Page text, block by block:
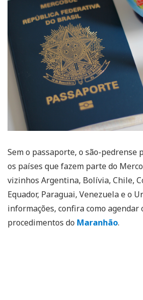
Sem o passaporte, o são-pedrense
os países que fazem parte do
vizinhos Argentina, Bolívia, Chile,
Equador, Paraguai, Venezuela e o
informações, confira como agendar
procedimentos do Maranhão.